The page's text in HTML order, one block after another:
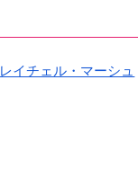
レイチェル・マーシュ